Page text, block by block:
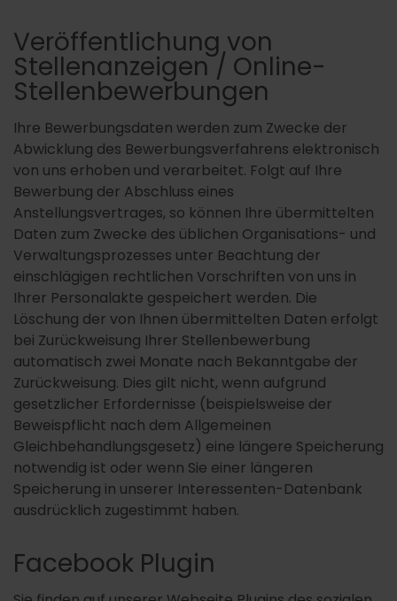
Veröffentlichung von
Stellenanzeigen / Online-
Stellenbewerbungen
Ihre Bewerbungsdaten werden zum Zwecke der
Abwicklung des Bewerbungsverfahrens elektronisch
von uns erhoben und verarbeitet. Folgt auf Ihre
Bewerbung der Abschluss eines
Anstellungsvertrages, so können Ihre übermittelten
Daten zum Zwecke des üblichen Organisations- und
Verwaltungsprozesses unter Beachtung der
einschlägigen rechtlichen Vorschriften von uns in
Ihrer Personalakte gespeichert werden. Die
Löschung der von Ihnen übermittelten Daten erfolgt
bei Zurückweisung Ihrer Stellenbewerbung
automatisch zwei Monate nach Bekanntgabe der
Zurückweisung. Dies gilt nicht, wenn aufgrund
gesetzlicher Erfordernisse (beispielsweise der
Beweispflicht nach dem Allgemeinen
Gleichbehandlungsgesetz) eine längere Speicherung
notwendig ist oder wenn Sie einer längeren
Speicherung in unserer Interessenten-Datenbank
ausdrücklich zugestimmt haben.
Facebook Plugin